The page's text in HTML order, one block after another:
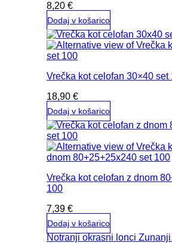
8,20 €
Dodaj v košarico
Vrečka kot celofan 30×40 set
18,90 €
Dodaj v košarico
Vrečka kot celofan z dnom
100
7,39 €
Dodaj v košarico
Notranji okrasni lonci